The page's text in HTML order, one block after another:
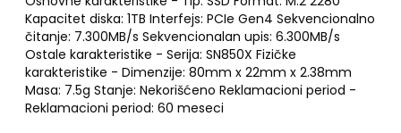
Kapacitet diska: 1TB Interfejs: PCIe Gen4 Sekvencionalno
čitanje: 7.300MB/s Sekvencionalan upis: 6.300MB/s
Ostale karakteristike - Serija: SN850X Fizičke
karakteristike - Dimenzije: 80mm x 22mm x 2.38mm
Masa: 7.5g Stanje: Nekorišćeno Reklamacioni period -
Reklamacioni period: 60 meseci